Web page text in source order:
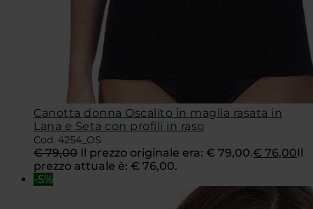
Canotta donna Oscalito in maglia rasata in
Lana e Seta con profili in raso
Cod. 4254_OS
€79,00 Il prezzo originale era: € 79,00.€ 76,00Il
prezzo attuale è: € 76,00.
-5%